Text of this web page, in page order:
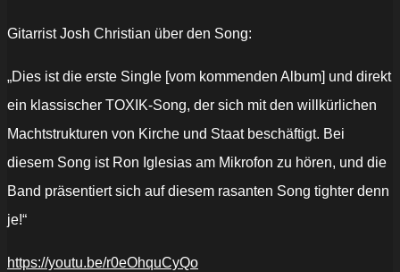
Gitarrist Josh Christian über den Song:
„Dies ist die erste Single [vom kommenden Album] und direkt
ein klassischer TOXIK-Song, der sich mit den willkürlichen
Machtstrukturen von Kirche und Staat beschäftigt. Bei
diesem Song ist Ron Iglesias am Mikrofon zu hören, und die
Band präsentiert sich auf diesem rasanten Song tighter denn
je!“
https://youtu.be/r0eOhquCyQo